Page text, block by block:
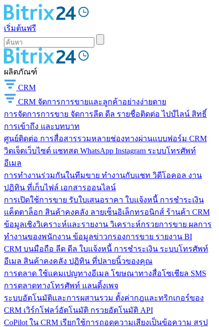
เริ่มต้นฟรี
ผลิตภัณฑ์
CRM
CRM จัดการการขายและลูกค้าอย่างง่ายดาย
การจัดการการขาย จัดการลีด ดีล รายชื่อติดต่อ ไปป์ไลน์ สิทธิ์
การเข้าถึง และบทบาท
ศูนย์ติดต่อ การสื่อสารรวมหลายช่องทางผ่านแบบฟอร์ม CRM
วิดเจ็ตเว็บไซต์ แชทสด WhatsApp Instagram ระบบโทรศัพท์
อีเมล
การทำงานร่วมกันในทีมขาย ทำงานกับแชท วิดีโอคอล งาน
ปฏิทิน ที่เก็บไฟล์ เอกสารออนไลน์
การเปิดใช้การขาย รับใบเสนอราคา ใบแจ้งหนี้ การชำระเงิน
แค็ตตาล็อก สินค้าคงคลัง ลายเซ็นอิเล็กทรอนิกส์ ร้านค้า CRM
ข้อมูลเชิงวิเคราะห์และรายงาน วิเคราะห์กรวยการขาย ผลการ
ทำงานของพนักงาน ข้อมูลข่าวกรองการขาย รายงาน BI
CRM บนมือถือ ลีด ดีล ใบแจ้งหนี้ การชำระเงิน ระบบโทรศัพท์
อีเมล สินค้าคงคลัง ปฏิทิน ที่ปลายนิ้วของคุณ
การตลาด ใช้แคมเปญทางอีเมล โฆษณาทางสื่อโซเชียล SMS
การตลาดทางโทรศัพท์ แลนดิ้งเพจ
ระบบอัตโนมัติและการผสานรวม ตั้งค่ากฎและทริกเกอร์ของ
CRM เวิร์กโฟลว์อัตโนมัติ กรวยอัตโนมัติ API
CoPilot ใน CRM เรียกใช้การถอดความเสียงเป็นข้อความ สรุป